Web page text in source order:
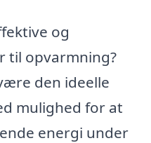
og
til opvarmning?
den ideelle
mulighed for at
energi under